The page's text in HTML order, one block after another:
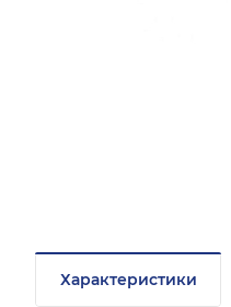
Характеристики